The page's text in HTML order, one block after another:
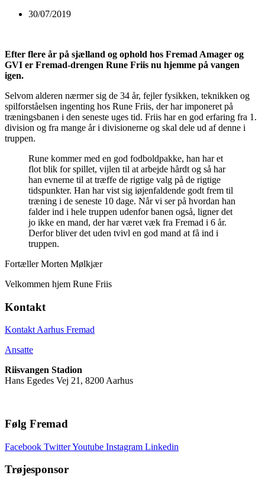
30/07/2019
Efter flere år på sjælland og ophold hos Fremad Amager og
GVI er Fremad-drengen Rune Friis nu hjemme på vangen
igen.
Selvom alderen nærmer sig de 34 år, fejler fysikken, teknikken og
spilforståelsen ingenting hos Rune Friis, der har imponeret på
træningsbanen i den seneste uges tid. Friis har en god erfaring fra 1.
division og fra mange år i divisionerne og skal dele ud af denne i
truppen.
Rune kommer med en god fodboldpakke, han har et
flot blik for spillet, vijlen til at arbejde hårdt og så har
han evnerne til at træffe de rigtige valg på de rigtige
tidspunkter. Han har vist sig iøjenfaldende godt frem til
træning i de seneste 10 dage. Når vi ser på hvordan han
falder ind i hele truppen udenfor banen også, ligner det
jo ikke en mand, der har været væk fra Fremad i 6 år.
Derfor bliver det uden tvivl en god mand at få ind i
truppen.
Fortæller Morten Mølkjær
Velkommen hjem Rune Friis
Kontakt
Kontakt Aarhus Fremad
Ansatte
Riisvangen Stadion
Hans Egedes Vej 21, 8200 Aarhus
Følg Fremad
Facebook TwitterYoutube Instagram Linkedin
Trøjesponsor